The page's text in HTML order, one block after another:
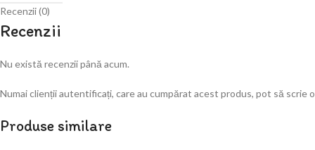
Recenzii (0)
Recenzii
Nu există recenzii până acum.
Numai clienții autentificați, care au cumpărat acest produs, pot să scrie
Produse similare